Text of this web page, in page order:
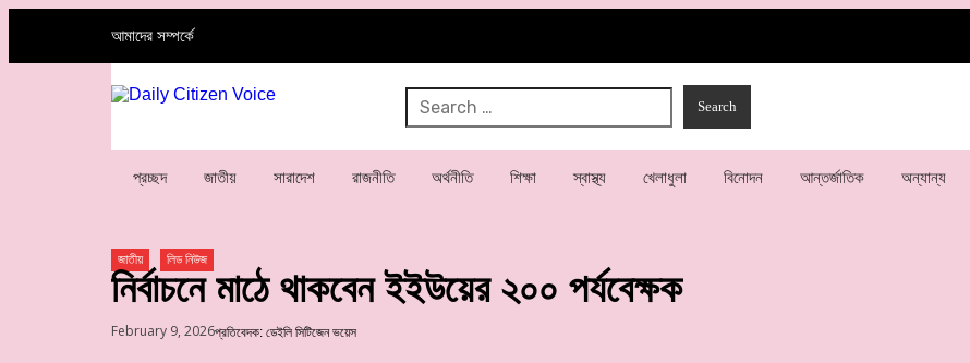
আমাদের সম্পর্কে
প্রচ্ছদ জাতীয় সারাদেশ রাজনীতি অর্থনীতি শিক্ষা স্বাস্থ্য খেলাধুলা বিনোদন আন্তর্জাতিক অন্যান্য
জাতীয় লিড নিউজ
নির্বাচনে মাঠে থাকবেন ইইউয়ের ২০০ পর্যবেক্ষক
February 9, 2026প্রতিবেদক: ডেইলি সিটিজেন ভয়েস